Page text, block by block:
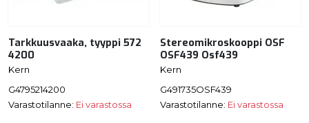
Tarkkuusvaaka, tyyppi 572
4200
Kern
G4795214200
Varastotilanne: Ei varastossa
Stereomikroskooppi OSF
OSF439 Osf439
Kern
G491735OSF439
Varastotilanne: Ei varastossa